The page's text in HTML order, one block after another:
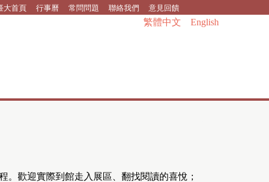
大首頁 行事曆 常問問題 聯絡我們 意見回饋
繁體中文 English
歡迎實際到館走入展區、翻找閱讀的喜悅；